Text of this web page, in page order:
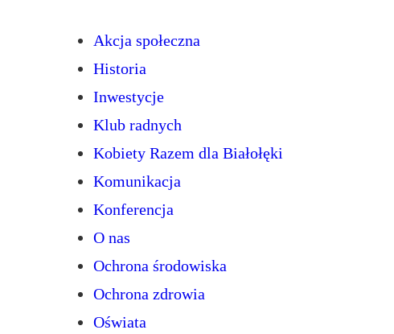
Akcja społeczna
Historia
Inwestycje
Klub radnych
Kobiety Razem dla Białołęki
Komunikacja
Konferencja
O nas
Ochrona środowiska
Ochrona zdrowia
Oświata